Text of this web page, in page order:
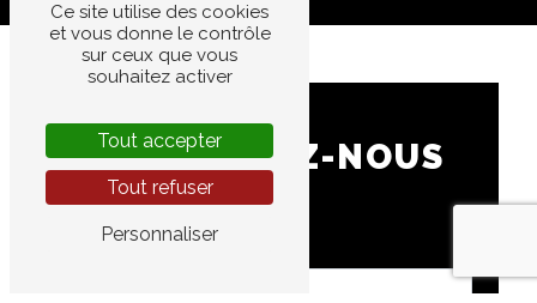
CONTACTEZ-NOUS
Ce site utilise des cookies
et vous donne le contrôle
sur ceux que vous
souhaitez activer
Tout accepter
Tout refuser
Personnaliser